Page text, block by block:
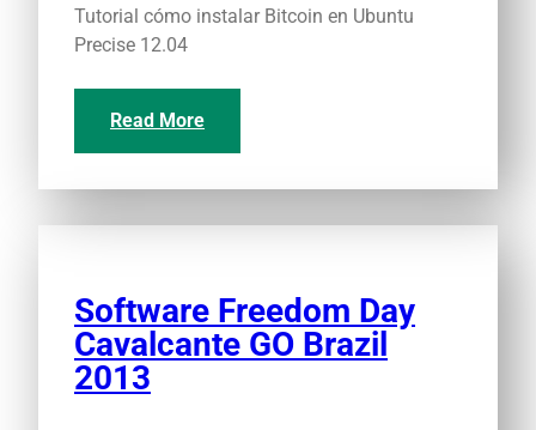
Tutorial cómo instalar Bitcoin en Ubuntu
Precise 12.04
Read More
Software Freedom Day
Cavalcante GO Brazil
2013